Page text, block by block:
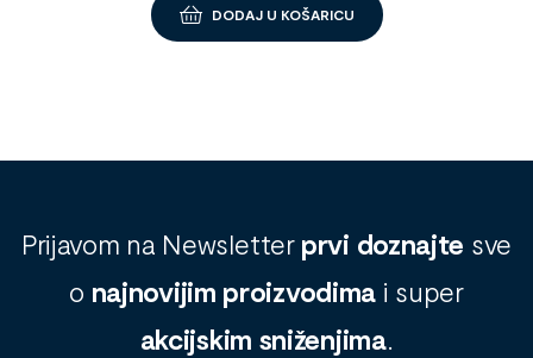
DODAJ U KOŠARICU
Prijavom na Newsletter prvi doznajte sve
o najnovijim proizvodima i super
akcijskim sniženjima.